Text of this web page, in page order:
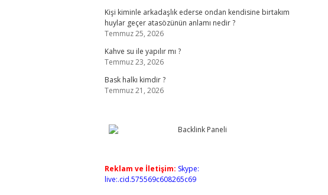
Kişi kiminle arkadaşlık ederse ondan kendisine birtakım
huylar geçer atasözünün anlamı nedir ?
Temmuz 25, 2026
Kahve su ile yapılır mı ?
Temmuz 23, 2026
Bask halkı kimdir ?
Temmuz 21, 2026
Reklam ve İletişim: Skype:
live:.cid.575569c608265c69